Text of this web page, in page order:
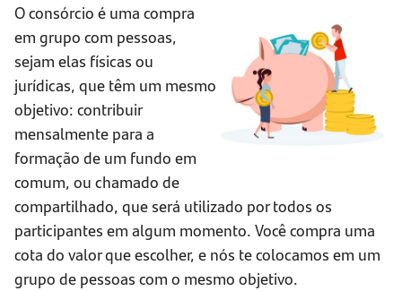
O consórcio é uma compra
em grupo com pessoas,
sejam elas físicas ou
jurídicas, que têm um mesmo
objetivo: contribuir
mensalmente para a
formação de um fundo em
comum, ou chamado de
compartilhado, que será utilizado por todos os
participantes em algum momento. Você compra uma
cota do valor que escolher, e nós te colocamos em um
grupo de pessoas com o mesmo objetivo.